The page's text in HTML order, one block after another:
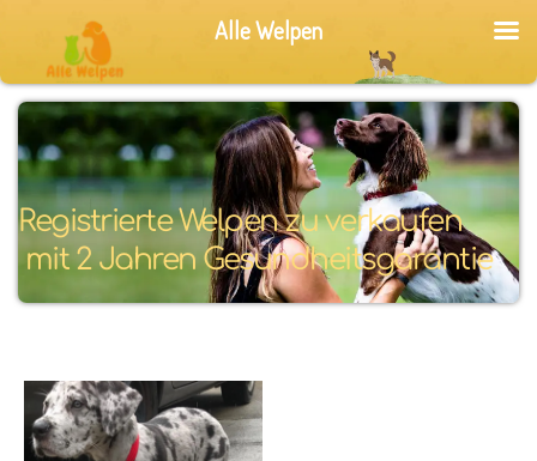
Registrierte Welpen zu verkaufen
mit 2 Jahren Gesundheitsgarantie
Alle Welpen